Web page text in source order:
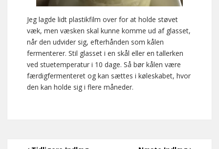
Jeg lagde lidt plastikfilm over for at holde støvet
væk, men væsken skal kunne komme ud af glasset,
når den udvider sig, efterhånden som kålen
fermenterer. Stil glasset i en skål eller en tallerken
ved stuetemperatur i 10 dage. Så bør kålen være
færdigfermenteret og kan sættes i køleskabet, hvor
den kan holde sig i flere måneder.